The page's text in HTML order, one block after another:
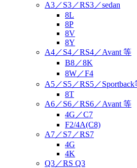
A3／S3／RS3／sedan
8L
8P
8V
8Y
A4／S4／RS4／Avant 等
B8／8K
8W／F4
A5／S5／RS5／Sportback
8T
A6／S6／RS6／Avant 等
4G／C7
F2/4A(C8)
A7／S7／RS7
4G
4K
Q3／RS Q3